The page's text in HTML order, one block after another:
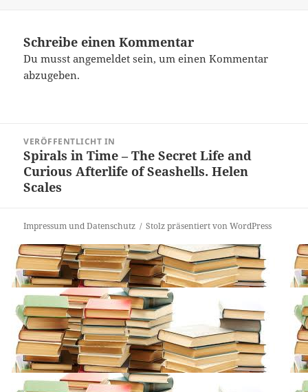
Schreibe einen Kommentar
Du musstangemeldet sein, um einen Kommentar
abzugeben.
VERÖFFENTLICHT IN
Spirals in Time – The Secret Life and
Curious Afterlife of Seashells. Helen
Scales
Impressum und Datenschutz Stolz präsentiert von WordPress